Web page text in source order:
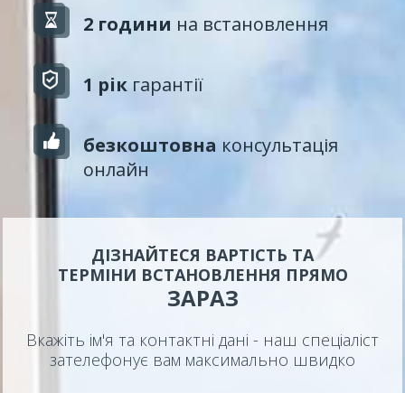
2 години на встановлення
1 рік гарантії
безкоштовна консультація
онлайн
ДІЗНАЙТЕСЯ ВАРТІСТЬ ТА
ТЕРМІНИ ВСТАНОВЛЕННЯ ПРЯМО
ЗАРАЗ
Вкажіть ім'я та контактні дані - наш спеціаліст
зателефонує вам максимально швидко